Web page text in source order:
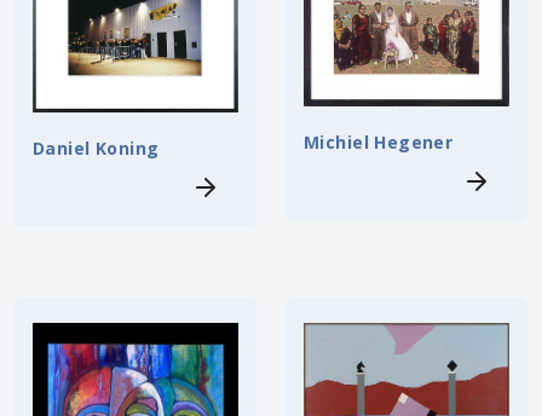
Daniel Koning Michiel Hegener